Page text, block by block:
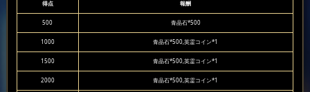
得点 報酬
500 青晶石*500
1000 青晶石*500,英霊コイン*1
1500 青晶石*500,英霊コイン*1
2000 青晶石*500,英霊コイン*1